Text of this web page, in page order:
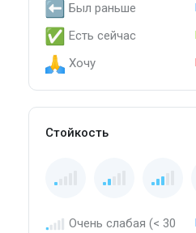
Был раньше
Есть сейчас
Хочу
Стойкость
Очень слабая (< 30